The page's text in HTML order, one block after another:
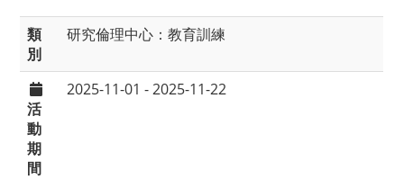
類
別
研究倫理中心：教育訓練
活
動
期
間
2025-11-01 - 2025-11-22